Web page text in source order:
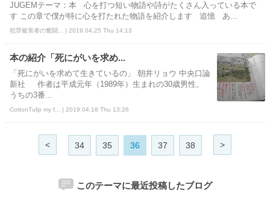
JUGEMテーマ：本 心を打つ短い物語や詩がたくさん入っている本で
す この章で僕が特に心を打たれた物語を紹介します 追憶 あ...
犯罪被害者の奮闘... | 2019.04.25 Thu 14:13
本の紹介「死にがいを求め...
「死にがいを求めて生きているの」 朝井リョウ 中央口論
新社 作者は平成元年（1989年）生まれの30歳男性。
うちの3番...
CottonTulip my f... | 2019.04.18 Thu 13:26
< 34 35 36 37 38 >
このテーマに最近投稿したブログ